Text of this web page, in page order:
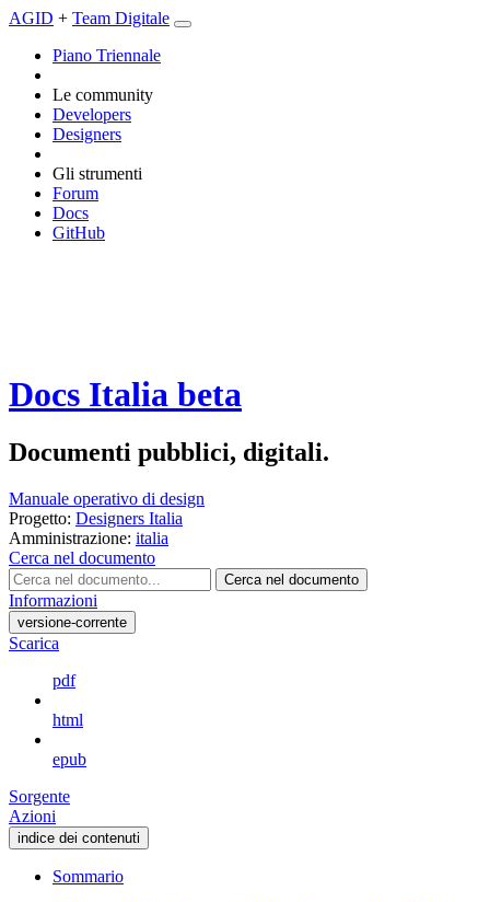
AGID + Team Digitale
Piano Triennale
Le community
Developers
Designers
Gli strumenti
Forum
Docs
GitHub
Docs Italia beta
Documenti pubblici, digitali.
Manuale operativo di design
Progetto: Designers Italia
Amministrazione: italia
Cerca nel documento
Cerca nel documento
Informazioni
versione-corrente
Scarica
pdf
html
epub
Sorgente
Azioni
indice dei contenuti
Sommario